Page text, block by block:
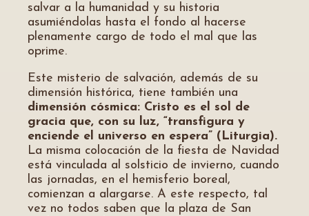
salvar a la humanidad y su historia
asumiéndolas hasta el fondo al hacerse
plenamente cargo de todo el mal que las
oprime.
Este misterio de salvación, además de su
dimensión histórica, tiene también una
dimensión cósmica: Cristo es el sol de
gracia que, con su luz, “transfigura y
enciende el universo en espera” (Liturgia).
La misma colocación de la fiesta de Navidad
está vinculada al solsticio de invierno, cuando
las jornadas, en el hemisferio boreal,
comienzan a alargarse. A este respecto, tal
vez no todos saben que la plaza de San